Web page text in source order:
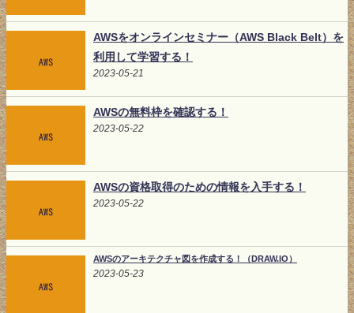
AWSをオンラインセミナー（AWS Black Belt）を
利用して学習する！
2023-05-21
AWSの無料枠を確認する！
2023-05-22
AWSの資格取得のための情報を入手する！
2023-05-22
AWSのアーキテクチャ図を作成する！（DRAW.IO）
2023-05-23